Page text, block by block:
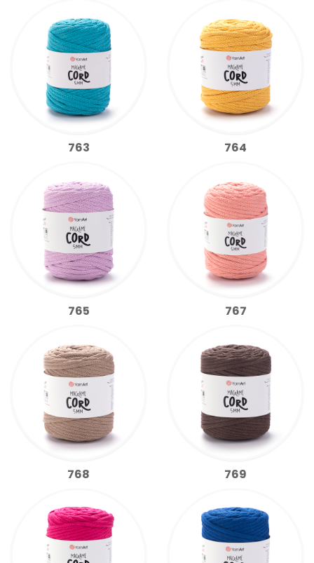
763 764
765 767
768 769